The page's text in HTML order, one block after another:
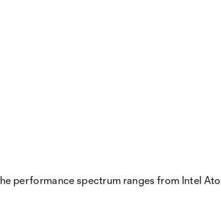
performance spectrum ranges from Intel